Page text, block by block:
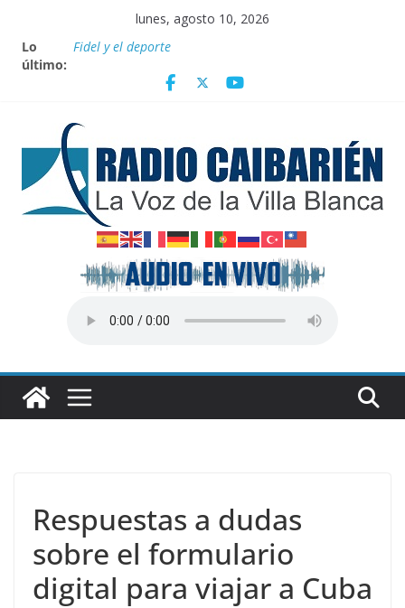
contenido
lunes, agosto 10, 2026
Lo
último:
Fidel y el deporte
Vanguardia por 3 años consecutivos
renovables en Cuba
Nota oficial del Gobierno Provincial de Villa Clara
Respuestas a dudas
sobre el formulario
digital para viajar a Cuba